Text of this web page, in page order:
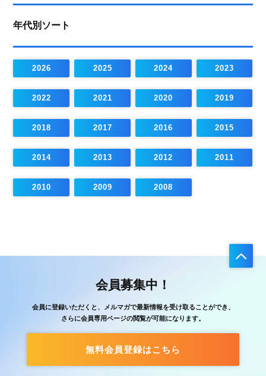
年代別ソート
2026 2025 2024 2023
2022 2021 2020 2019
2018 2017 2016 2015
2014 2013 2012 2011
2010 2009 2008
会員募集中！
会員に登録いただくと、メルマガで最新情報を受け取ることができ、
さらに会員専用ページの閲覧が可能になります。
無料会員登録はこちら